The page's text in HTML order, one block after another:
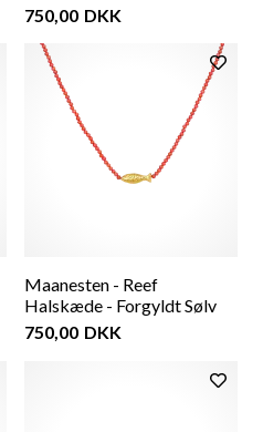
750,00 DKK
Maanesten - Reef
Halskæde - Forgyldt Sølv
750,00 DKK